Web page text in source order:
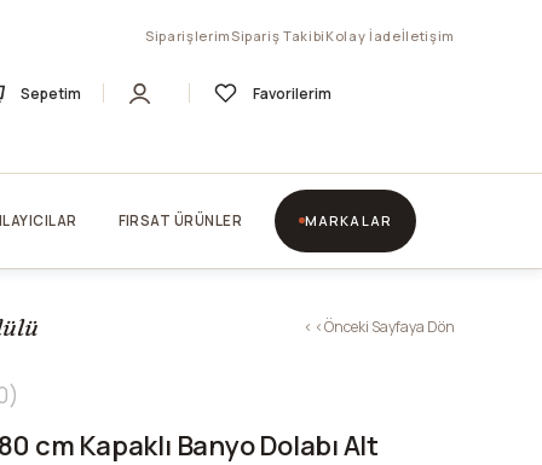
Siparişlerim Sipariş Takibi Kolay İadeİletişim
Sepetim Favorilerim
FIRSAT ÜRÜNLER MARKALAR
< < Önceki Sayfaya Dön
cm Kapaklı Banyo Dolabı Alt